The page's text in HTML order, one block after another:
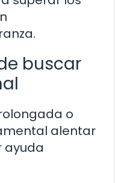
buscar
o
alentar
ayuda